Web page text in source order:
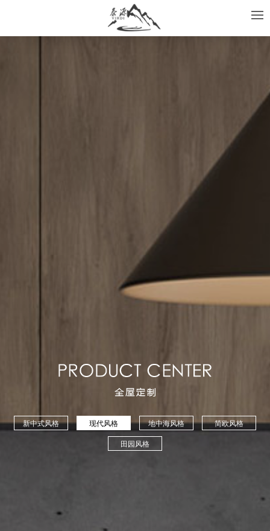
新中式风格 现代风格 地中海风格 简欧风格
田园风格